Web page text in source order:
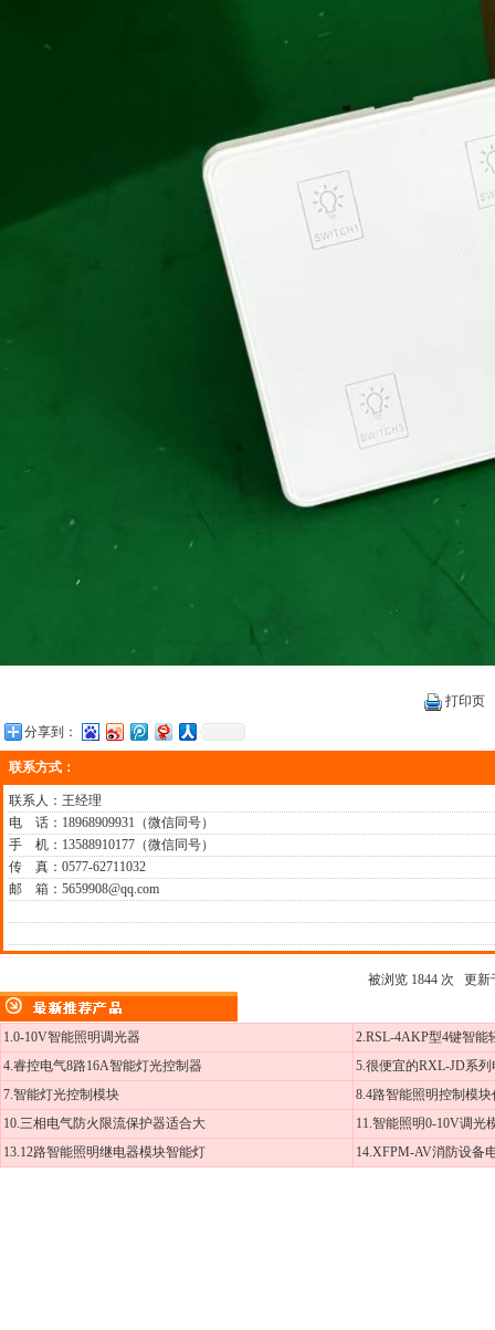
打印页
分享到：
联系方式：
联系人：王经理
电 话：18968909931（微信同号）
手 机：13588910177（微信同号）
传 真：0577-62711032
邮 箱：5659908@qq.com
被浏览 1844 次 更新
1.0-10V智能照明调光器
2.RSL-4AKP型4键智能
4.睿控电气8路16A智能灯光控制器
5.很便宜的RXL-JD系
7.智能灯光控制模块
8.4路智能照明控制模
10.三相电气防火限流保护器适合大
11.智能照明0-10V调光
13.12路智能照明继电器模块智能灯
14.XFPM-AV消防设备